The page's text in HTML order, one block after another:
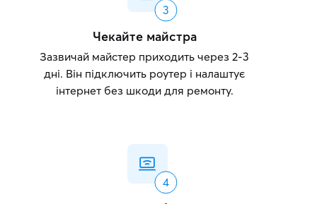
Чекайте майстра
Зазвичай майстер приходить через 2-3
дні. Він підключить роутер і налаштує
інтернет без шкоди для ремонту.